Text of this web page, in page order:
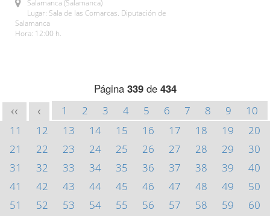
Salamanca (Salamanca)
Lugar: Sala de las Comarcas. Diputación de
Salamanca
Hora: 12:00 h.
Página 339de 434
<< < 1 2 3 4 5 6 7 8 9
10
11
12 13 14 15 16 17 18 19
20
21
22 23 24 25 26 27 28 29
30
31
32 33 34 35 36 37 38 39
40
41
42 43 44 45 46 47 48 49
50
51
52 53 54 55 56 57 58 59
60